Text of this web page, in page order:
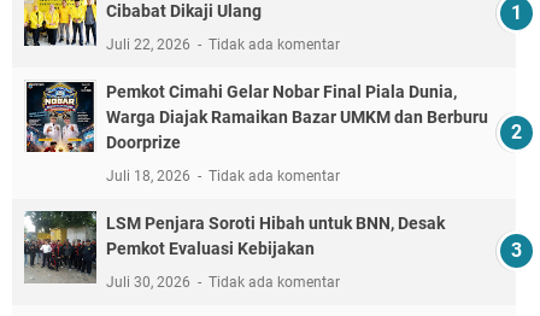
Cibabat Dikaji Ulang
Juli 22, 2026 Tidak ada komentar
Pemkot Cimahi Gelar Nobar Final Piala Dunia,
Warga Diajak Ramaikan Bazar UMKM dan Berburu
Doorprize
Juli 18, 2026 Tidak ada komentar
LSM Penjara Soroti Hibah untuk BNN, Desak
Pemkot Evaluasi Kebijakan
Juli 30, 2026 Tidak ada komentar